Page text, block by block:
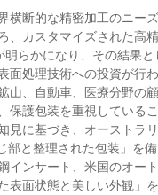
横断的な精密加工のニー
、カスタマイズされた高
明らかになり、その結果
面処理技術への投資が行
山、自動車、医療分野の
保護包装を重視している
見に基づき、オーストラ
部と整理された包装」を
インサート、米国のオー
表面状態と美しい外観」